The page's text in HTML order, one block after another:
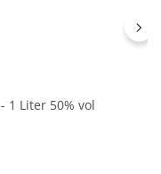
1 Liter 50% vol